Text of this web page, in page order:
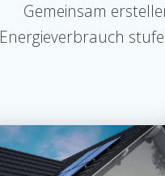
Gemeinsam
Energieverbrauch